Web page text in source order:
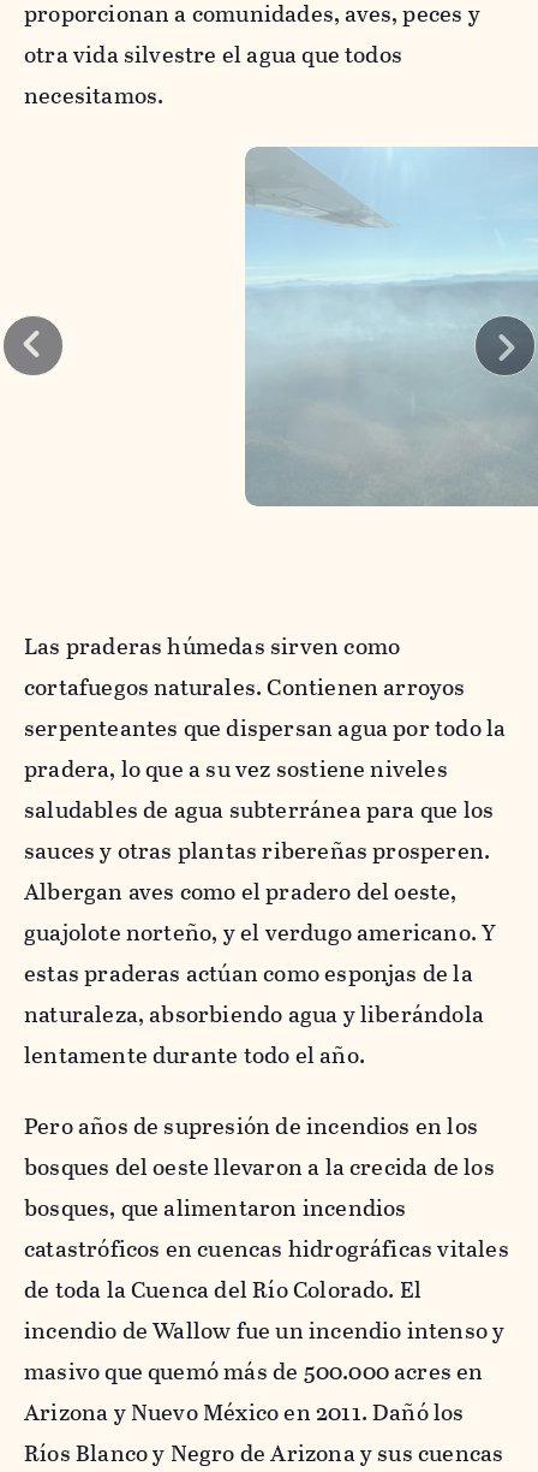
proporcionan a comunidades, aves, peces y
otra vida silvestre el agua que todos
necesitamos.
Las praderas húmedas sirven como
cortafuegos naturales. Contienen arroyos
serpenteantes que dispersan agua por todo la
pradera, lo que a su vez sostiene niveles
saludables de agua subterránea para que los
sauces y otras plantas ribereñas prosperen.
Albergan aves como el pradero del oeste,
guajolote norteño, y el verdugo americano. Y
estas praderas actúan como esponjas de la
naturaleza, absorbiendo agua y liberándola
lentamente durante todo el año.
Pero años de supresión de incendios en los
bosques del oeste llevaron a la crecida de los
bosques, que alimentaron incendios
catastróficos en cuencas hidrográficas vitales
de toda la Cuenca del Río Colorado. El
incendio de Wallow fue un incendio intenso y
masivo que quemó más de 500.000 acres en
Arizona y Nuevo México en 2011. Dañó los
Ríos Blanco y Negro de Arizona y sus cuencas